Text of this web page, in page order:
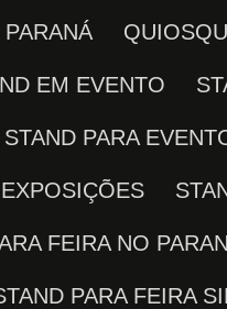
PARANÁ
EM EVENTO
STAND PARA
EXPOSIÇÕES
FEIRA NO
STAND PARA FEIRA